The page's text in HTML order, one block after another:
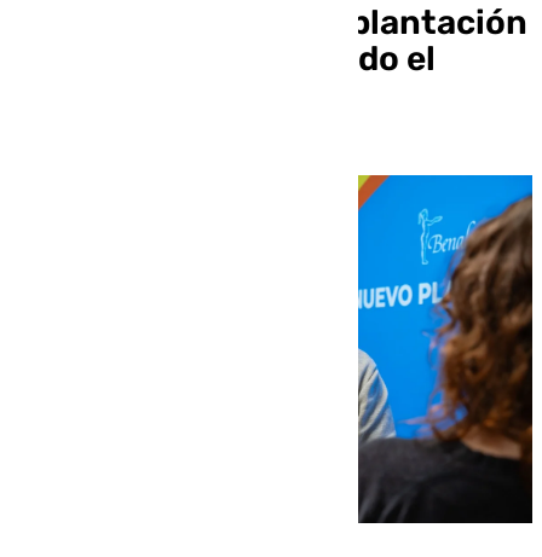
200.000 euros en la plantación
de 600 árboles por todo el